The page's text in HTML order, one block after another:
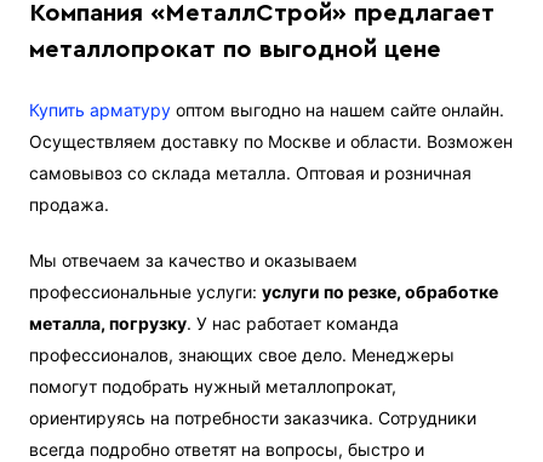
Компания «МеталлСтрой» предлагает
металлопрокат по выгодной цене
Купить арматуру оптом выгодно на нашем сайте онлайн.
Осуществляем доставку по Москве и области. Возможен
самовывоз со склада металла. Оптовая и розничная
продажа.
Мы отвечаем за качество и оказываем
профессиональные услуги:услуги по резке, обработке
металла, погрузку. У нас работает команда
профессионалов, знающих свое дело. Менеджеры
помогут подобрать нужный металлопрокат,
ориентируясь на потребности заказчика. Сотрудники
всегда подробно ответят на вопросы, быстро и